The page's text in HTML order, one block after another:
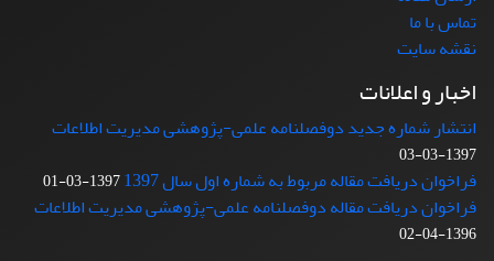
تماس با ما
نقشه سایت
اخبار و اعلانات
انتشار شماره جدید دوفصلنامه علمی-پژوهشی مدیریت اطلاعات
1397-03-03
فراخوان دریافت مقاله مربوط به شماره اول سال 1397 1397-03-01
فراخوان دریافت مقاله دوفصلنامه علمی-پژوهشی مدیریت اطلاعات
1396-04-02